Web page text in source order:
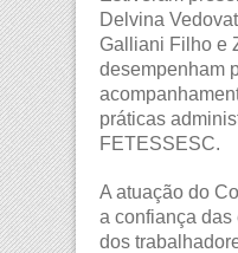
Delvina
Galliani Filho e
desempenham
práticas
FETESSESC.
A atuação do
a confiança
dos